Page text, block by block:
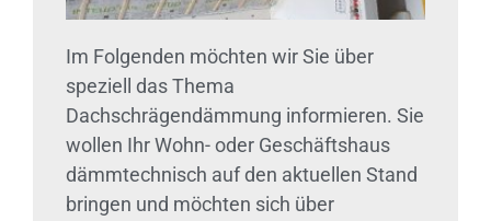
Im Folgenden möchten wir Sie über
speziell das Thema
Dachschrägendämmung informieren. Sie
wollen Ihr Wohn- oder Geschäftshaus
dämmtechnisch auf den aktuellen Stand
bringen und möchten sich über